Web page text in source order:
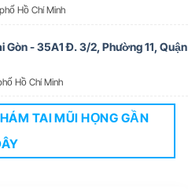
Hồ Chí Minh
Gòn - 35A1 Đ. 3/2, Phường 11, Quận
Hồ Chí Minh
TAI MŨI HỌNG GẦN